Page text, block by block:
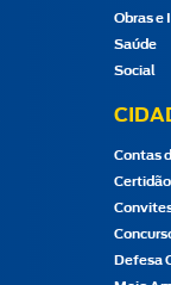
Obras e
Saúde
Social
Contas
Certidão
Defesa